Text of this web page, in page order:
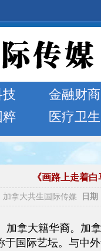
金融财商
粹 医疗卫生
《画路上走着
加拿大共生国际传媒 日期
拿大籍华裔。加
国际艺坛。与中